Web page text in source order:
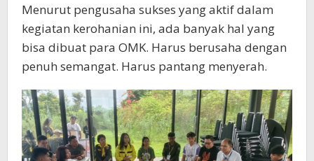
Menurut pengusaha sukses yang aktif dalam
kegiatan kerohanian ini, ada banyak hal yang
bisa dibuat para OMK. Harus berusaha dengan
penuh semangat. Harus pantang menyerah.